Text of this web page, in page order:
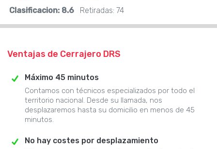
Clasificacion: 8.6 Retiradas: 74
Ventajas de Cerrajero DRS
Máximo 45 minutos
Contamos con técnicos especializados por todo el
territorio nacional. Desde su llamada, nos
desplazaremos hasta su domicilio en menos de 45
minutos.
No hay costes por desplazamiento